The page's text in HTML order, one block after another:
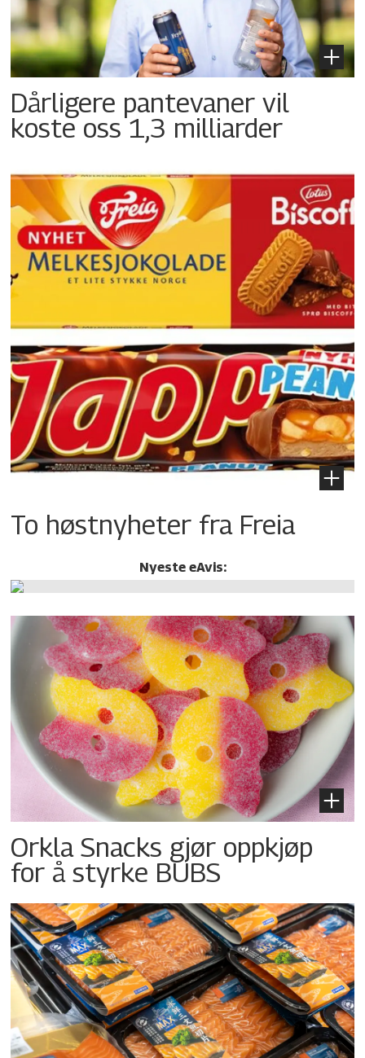
Dårligere pantevaner vil
koste oss 1,3 milliarder
To høstnyheter fra Freia
Nyeste eAvis:
Orkla Snacks gjør oppkjøp
for å styrke BUBS